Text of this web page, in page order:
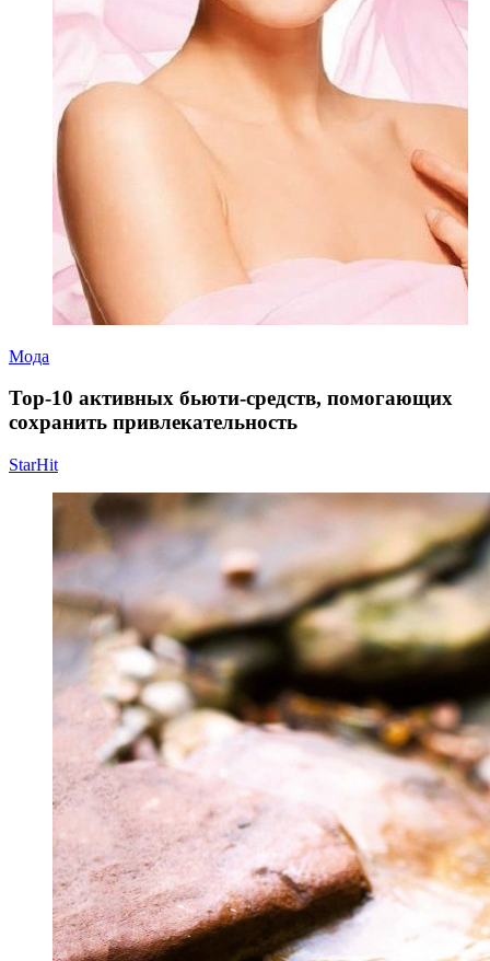
Мода
Тор-10 активных бьюти-средств, помогающих
сохранить привлекательность
StarHit